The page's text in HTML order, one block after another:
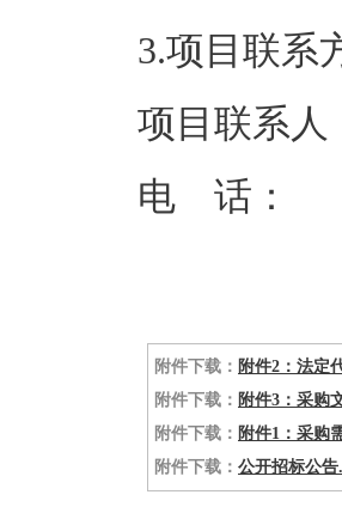
3.项目联系
项目联系人
电 话：
附件下载： 附件2：法定
附件下载： 附件3：采购
附件下载： 附件1：采购
附件下载： 公开招标公告